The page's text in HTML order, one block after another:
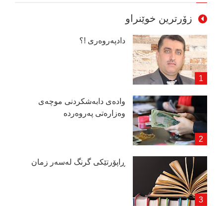
زۆرترین خوێنراو
دادپەروەری !؟
وادەی دابەشكردنی موچەی
وەزارەتی پەروەردە
ڕاپۆرتێكی گرنگ لەسەر زمان